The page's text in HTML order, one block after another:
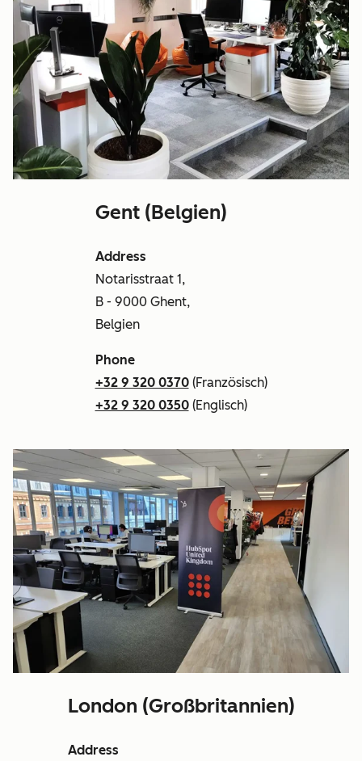
Gent (Belgien)
Address
Notarisstraat 1,
B - 9000 Ghent,
Belgien
Phone
+32 9 320 0370(Französisch)
+32 9 320 0350(Englisch)
London (Großbritannien)
Address